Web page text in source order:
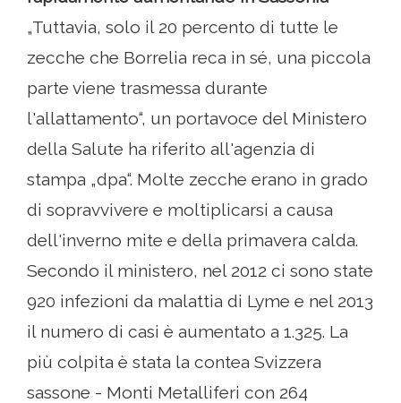
„Tuttavia, solo il 20 percento di tutte le
zecche che Borrelia reca in sé, una piccola
parte viene trasmessa durante
l'allattamento“, un portavoce del Ministero
della Salute ha riferito all'agenzia di
stampa „dpa“. Molte zecche erano in grado
di sopravvivere e moltiplicarsi a causa
dell'inverno mite e della primavera calda.
Secondo il ministero, nel 2012 ci sono state
920 infezioni da malattia di Lyme e nel 2013
il numero di casi è aumentato a 1.325. La
più colpita è stata la contea Svizzera
sassone - Monti Metalliferi con 264